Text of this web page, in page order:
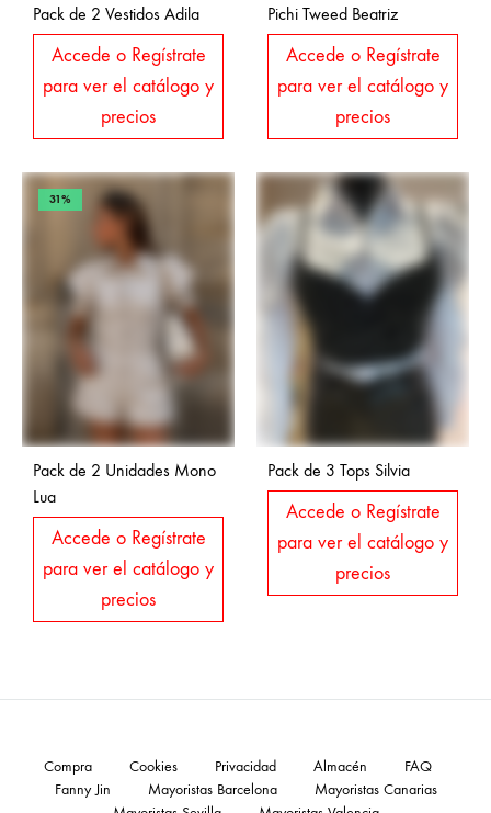
Pack de 2 Vestidos Adila
Accede o Regístrate
para ver el catálogo y
precios
Pichi Tweed Beatriz
Accede o Regístrate
para ver el catálogo y
precios
31%
Pack de 2 Unidades Mono
Lua
Accede o Regístrate
para ver el catálogo y
precios
Pack de 3 Tops Silvia
Accede o Regístrate
para ver el catálogo y
precios
Compra Cookies Privacidad Almacén
FAQ
Fanny Jin
Mayoristas Barcelona
Mayoristas Canarias